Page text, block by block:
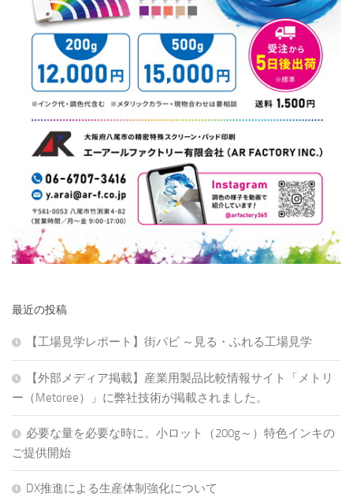
最近の投稿
【工場見学レポート】街パビ ～見る・ふれる工場見学
【外部メディア掲載】産業用製品比較情報サイト「メトリ
ー（Metoree）」に弊社技術が掲載されました。
必要な量を必要な時に。小ロット（200g～）特色インキの
ご提供開始
DX推進による生産体制強化について